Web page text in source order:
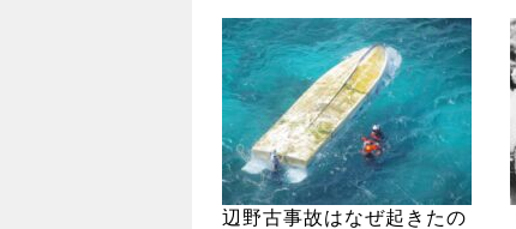
辺野古事故はなぜ起きたの